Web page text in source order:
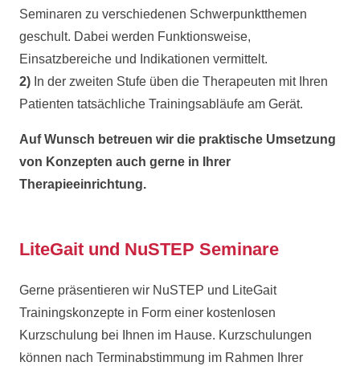
Seminaren zu verschiedenen Schwerpunktthemen
geschult. Dabei werden Funktionsweise,
Einsatzbereiche und Indikationen vermittelt.
2) In der zweiten Stufe üben die Therapeuten mit Ihren
Patienten tatsächliche Trainingsabläufe am Gerät.
Auf Wunsch betreuen wir die praktische Umsetzung
von Konzepten auch gerne in Ihrer
Therapieeinrichtung.
LiteGait und NuSTEP Seminare
Gerne präsentieren wir NuSTEP und LiteGait
Trainingskonzepte in Form einer kostenlosen
Kurzschulung bei Ihnen im Hause. Kurzschulungen
können nach Terminabstimmung im Rahmen Ihrer